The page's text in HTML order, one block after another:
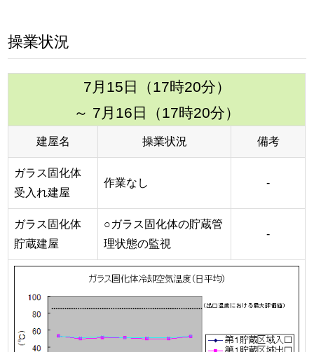
操業状況
7月15日（17時20分）
～ 7月16日（17時20分）
建屋名 操業状況 備考
ガラス固化体
受入れ建屋
作業なし -
ガラス固化体
貯蔵建屋
○ガラス固化体の貯蔵管
理状態の監視
-